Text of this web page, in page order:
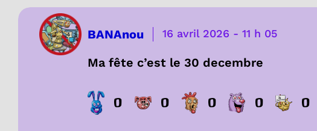
BANAnou 16 avril 2026 - 11 h 05
Ma fête c’est le 30 decembre
0 0 0 0 0